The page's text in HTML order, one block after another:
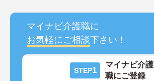
マイナビ介護職に
お気軽にご相談下さい！
STEP1
マイナビ介護
職にご登録